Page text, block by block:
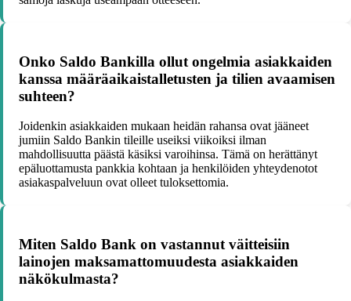
Onko Saldo Bankilla ollut ongelmia asiakkaiden
kanssa määräaikaistalletusten ja tilien avaamisen
suhteen?
Joidenkin asiakkaiden mukaan heidän rahansa ovat jääneet
jumiin Saldo Bankin tileille useiksi viikoiksi ilman
mahdollisuutta päästä käsiksi varoihinsa. Tämä on herättänyt
epäluottamusta pankkia kohtaan ja henkilöiden yhteydenotot
asiakaspalveluun ovat olleet tuloksettomia.
Miten Saldo Bank on vastannut väitteisiin
lainojen maksamattomuudesta asiakkaiden
näkökulmasta?